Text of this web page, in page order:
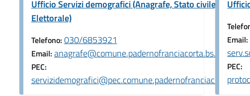
Ufficio Servizi demografici (Anagrafe, Stato civile,
Elettorale)
Telefono: 030/6853921
Email: anagrafe@comune.padernofranciacorta.bs.it
PEC:
servizidemografici@pec.comune.padernofranciacorta.bs.it
Email:
PEC: